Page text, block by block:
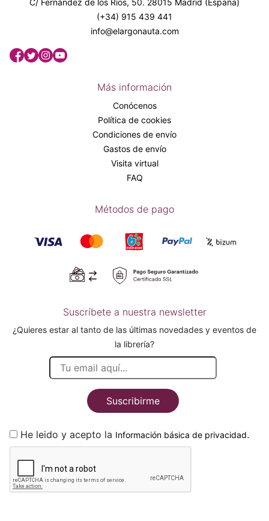
C/ Fernández de los Ríos, 50. 28015 Madrid (España)
(+34) 915 439 441
info@elargonauta.com
Más información
Conócenos
Política de cookies
Condiciones de envío
Gastos de envío
Visita virtual
FAQ
Métodos de pago
Suscríbete a nuestra newsletter
¿Quieres estar al tanto de las últimas novedades y eventos de
la librería?
Suscribirme
He leido y acepto la Información básica de privacidad.